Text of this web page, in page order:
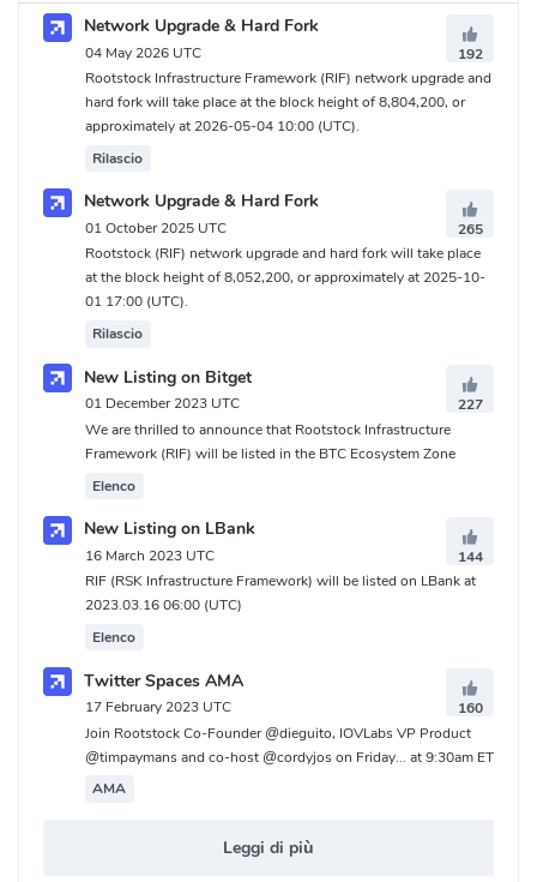
Network Upgrade & Hard Fork
04 May 2026 UTC
192
Rootstock Infrastructure Framework (RIF) network upgrade and
hard fork will take place at the block height of 8,804,200, or
approximately at 2026-05-04 10:00 (UTC).
Rilascio
Network Upgrade & Hard Fork
01 October 2025 UTC
265
Rootstock (RIF) network upgrade and hard fork will take place
at the block height of 8,052,200, or approximately at 2025-10-
01 17:00 (UTC).
Rilascio
New Listing on Bitget
01 December 2023 UTC
227
We are thrilled to announce that Rootstock Infrastructure
Framework (RIF) will be listed in the BTC Ecosystem Zone
Elenco
New Listing on LBank
16 March 2023 UTC
144
RIF (RSK Infrastructure Framework) will be listed on LBank at
2023.03.16 06:00 (UTC)
Elenco
Twitter Spaces AMA
17 February 2023 UTC
160
Join Rootstock Co-Founder @dieguito, IOVLabs VP Product
@timpaymans and co-host @cordyjos on Friday... at 9:30am ET
AMA
Leggi di più